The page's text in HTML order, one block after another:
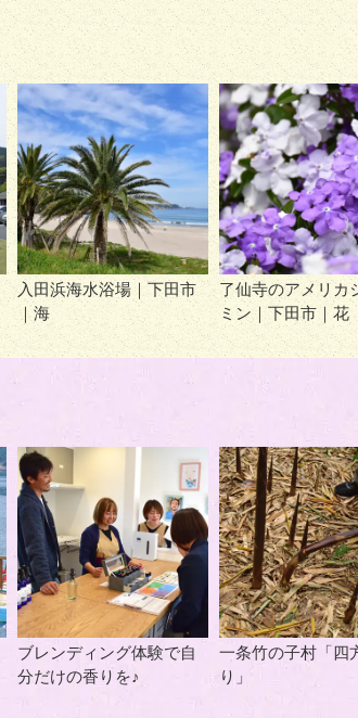
入田浜海水浴場｜下田市
｜海
了仙寺のアメリカ
ミン｜下田市｜花
ブレンディング体験で自
分だけの香りを♪
一条竹の子村「四
り」